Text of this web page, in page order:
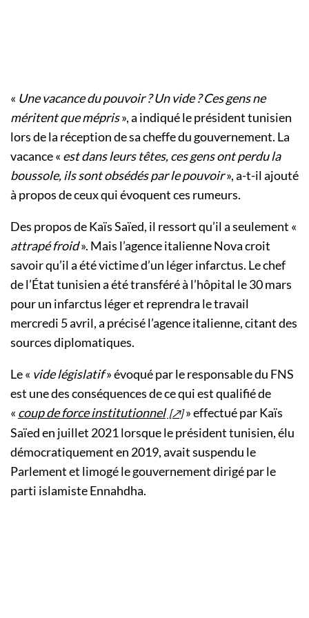
« Une vacance du pouvoir ? Un vide ? Ces gens ne
méritent que mépris», a indiqué le président tunisien
lors de la réception de sa cheffe du gouvernement. La
vacance « est dans leurs têtes, ces gens ont perdu la
boussole, ils sont obsédés par le pouvoir», a-t-il ajouté
à propos de ceux qui évoquent ces rumeurs.
Des propos de Kaïs Saïed, il ressort qu’il a seulement «
attrapé froid». Mais l’agence italienne Nova croit
savoir qu’il a été victime d’un léger infarctus. Le chef
de l’État tunisien a été transféré à l’hôpital le 30 mars
pour un infarctus léger et reprendra le travail
mercredi 5 avril, a précisé l’agence italienne, citant des
sources diplomatiques.
Le « vide législatif» évoqué par le responsable du FNS
est une des conséquences de ce qui est qualifié de
« coup de force institutionnel
» effectué par Kaïs
Saïed en juillet 2021 lorsque le président tunisien, élu
démocratiquement en 2019, avait suspendu le
Parlement et limogé le gouvernement dirigé par le
parti islamiste Ennahdha.